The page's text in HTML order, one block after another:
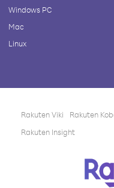
Windows PC
Mac
Linux
Rakuten Viki Rakuten
Rakuten Insight